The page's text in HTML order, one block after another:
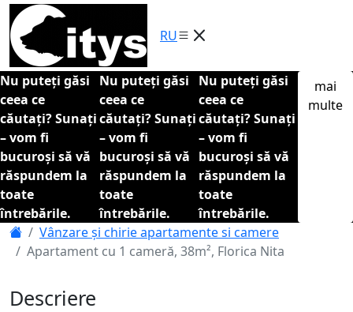
RU
Nu puteți găsi
ceea ce
căutați? Sunați
– vom fi
bucuroși să vă
răspundem la
toate
întrebările.
Nu puteți găsi
ceea ce
căutați? Sunați
– vom fi
bucuroși să vă
răspundem la
toate
întrebările.
Nu puteți găsi
ceea ce
căutați? Sunați
– vom fi
bucuroși să vă
răspundem la
toate
întrebările.
mai
multe
Vânzare și chirie apartamente si camere
Apartament cu 1 cameră, 38m², Florica Nita
Descriere